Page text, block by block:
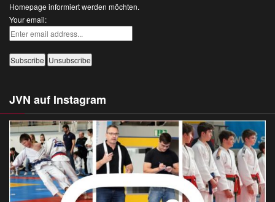
Homepage informiert werden möchten.
Your email:
JVN auf Instagram